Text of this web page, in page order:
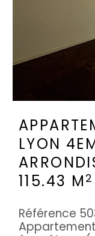
LYON
115.43 M 2
Référence
Appartement